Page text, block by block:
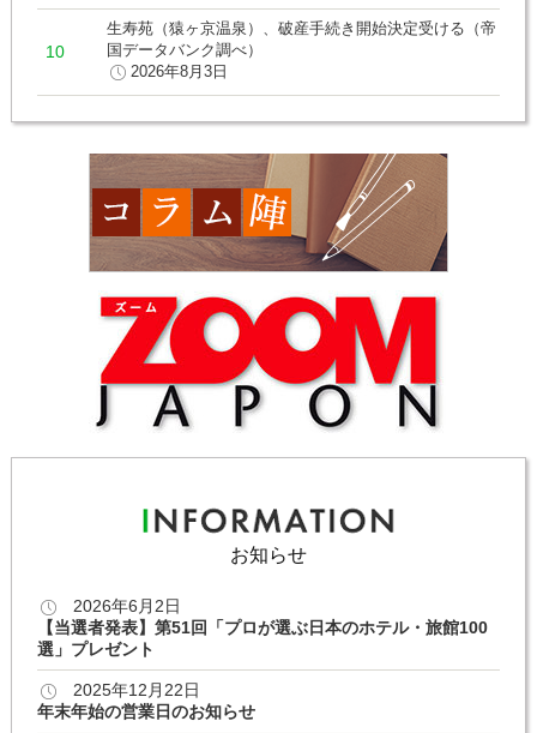
生寿苑（猿ヶ京温泉）、破産手続き開始決定受ける（帝
国データバンク調べ）
2026年8月3日
お知らせ
2026年6月2日
【当選者発表】第51回「プロが選ぶ日本のホテル・旅館100
選」プレゼント
2025年12月22日
年末年始の営業日のお知らせ